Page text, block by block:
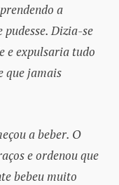
a
Dizia-se
e expulsaria tudo
que jamais
a beber. O
e ordenou que
bebeu muito